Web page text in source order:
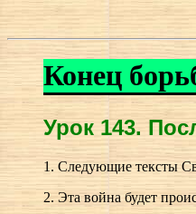
Конец
Урок 143.П
1. Следующие тексты
2. Эта война будет